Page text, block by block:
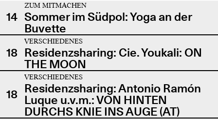
14
ZUM MITMACHEN
Sommer im Südpol: Yoga an der
Buvette
18
VERSCHIEDENES
Residenzsharing: Cie. Youkali: ON
THE MOON
18
VERSCHIEDENES
Residenzsharing: Antonio Ramón
Luque u.v.m.: VON HINTEN
DURCHS KNIE INS AUGE (AT)